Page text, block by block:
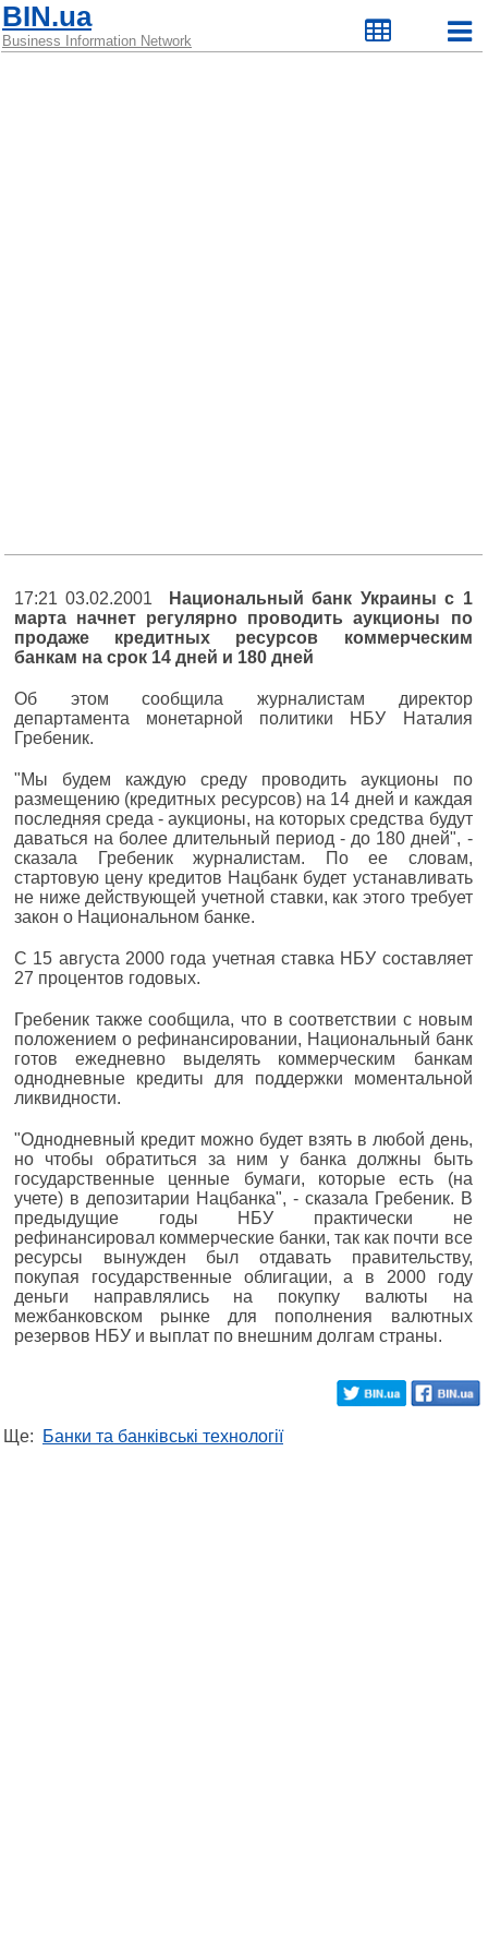
BIN.ua
Business Information Network
17:21 03.02.2001
Национальный банк Украины с 1
марта начнет регулярно проводить аукционы по
продаже кредитных ресурсов коммерческим
банкам на срок 14 дней и 180 дней
Об этом сообщила журналистам директор
департамента монетарной политики НБУ Наталия
Гребеник.
"Мы будем каждую среду проводить аукционы по
размещению (кредитных ресурсов) на 14 дней и каждая
последняя среда - аукционы, на которых средства будут
даваться на более длительный период - до 180 дней", -
сказала Гребеник журналистам. По ее словам,
стартовую цену кредитов Нацбанк будет устанавливать
не ниже действующей учетной ставки, как этого требует
закон о Национальном банке.
С 15 августа 2000 года учетная ставка НБУ составляет
27 процентов годовых.
Гребеник также сообщила, что в соответствии с новым
положением о рефинансировании, Национальный банк
готов ежедневно выделять коммерческим банкам
однодневные кредиты для поддержки моментальной
ликвидности.
"Однодневный кредит можно будет взять в любой день,
но чтобы обратиться за ним у банка должны быть
государственные ценные бумаги, которые есть (на
учете) в депозитарии Нацбанка", - сказала Гребеник. В
предыдущие годы НБУ практически не
рефинансировал коммерческие банки, так как почти все
ресурсы вынужден был отдавать правительству,
покупая государственные облигации, а в 2000 году
деньги направлялись на покупку валюты на
межбанковском рынке для пополнения валютных
резервов НБУ и выплат по внешним долгам страны.
Ще: Банки та банківські технології